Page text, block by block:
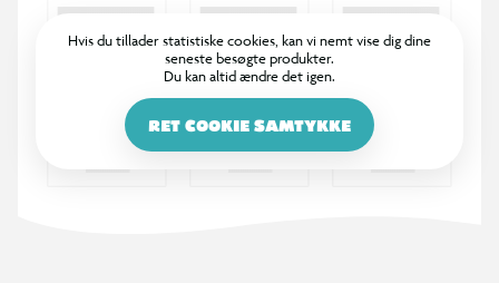
Hvis du tillader statistiske cookies, kan vi nemt vise dig dine
seneste besøgte produkter.
Du kan altid ændre det igen.
RET COOKIE SAMTYKKE